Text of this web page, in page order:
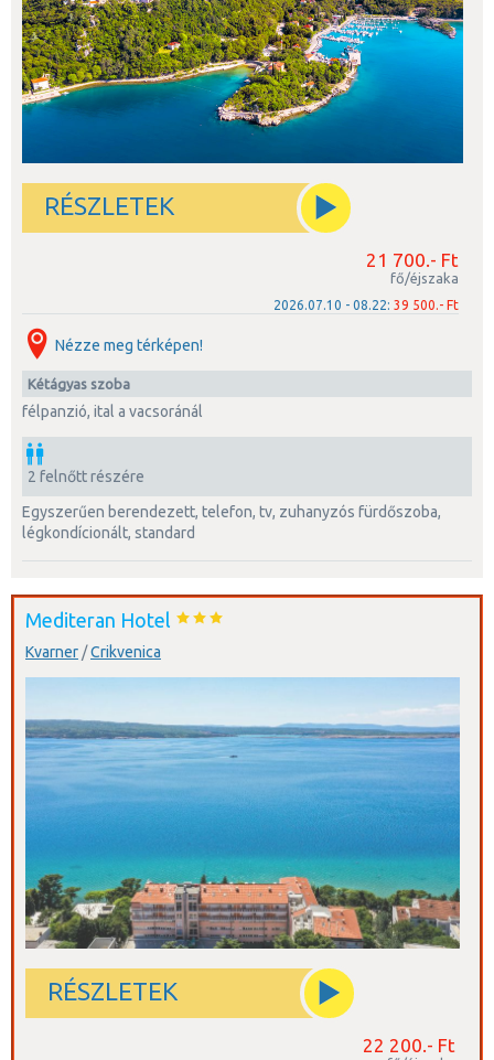
RÉSZLETEK
21 700.- Ft
fő/éjszaka
2026.07.10 - 08.22: 39 500.- Ft
Nézze meg térképen!
kétágyas szoba
félpanzió, ital a vacsoránál
2 felnőtt részére
egyszerűen berendezett, telefon, tv, zuhanyzós fürdőszoba,
légkondícionált, standard
Mediteran Hotel
Kvarner/Crikvenica
RÉSZLETEK
22 200.- Ft